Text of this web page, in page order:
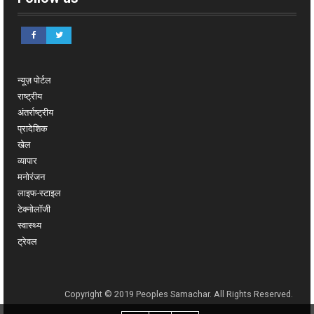
न्यूज़ पोर्टल
राष्ट्रीय
अंतर्राष्ट्रीय
प्रादेशिक
खेल
व्यापार
मनोरंजन
लाइफ-स्टाइल
टेक्नोलॉजी
स्वास्थ्य
ट्रेवल
Copyright © 2019 Peoples Samachar. All Rights Reserved.